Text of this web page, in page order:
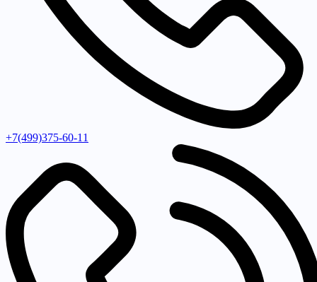
+7(499)375-60-11